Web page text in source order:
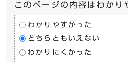
このページの内容はわかり
わかりやすかった
どちらともいえない
わかりにくかった